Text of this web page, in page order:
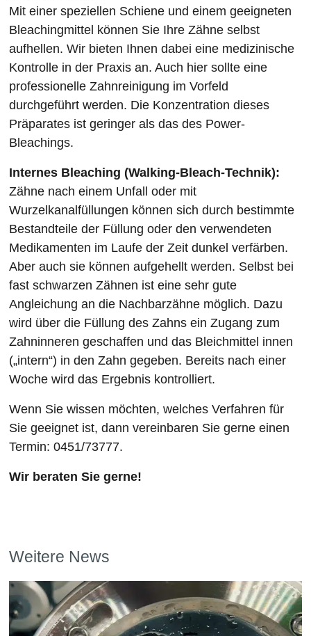
Mit einer speziellen Schiene und einem geeigneten
Bleachingmittel können Sie Ihre Zähne selbst
aufhellen. Wir bieten Ihnen dabei eine medizinische
Kontrolle in der Praxis an. Auch hier sollte eine
professionelle Zahnreinigung im Vorfeld
durchgeführt werden. Die Konzentration dieses
Präparates ist geringer als das des Power-
Bleachings.
Internes Bleaching (Walking-Bleach-Technik):
Zähne nach einem Unfall oder mit
Wurzelkanalfüllungen können sich durch bestimmte
Bestandteile der Füllung oder den verwendeten
Medikamenten im Laufe der Zeit dunkel verfärben.
Aber auch sie können aufgehellt werden. Selbst bei
fast schwarzen Zähnen ist eine sehr gute
Angleichung an die Nachbarzähne möglich. Dazu
wird über die Füllung des Zahns ein Zugang zum
Zahninneren geschaffen und das Bleichmittel innen
(„intern“) in den Zahn gegeben. Bereits nach einer
Woche wird das Ergebnis kontrolliert.
Wenn Sie wissen möchten, welches Verfahren für
Sie geeignet ist, dann vereinbaren Sie gerne einen
Termin: 0451/73777.
Wir beraten Sie gerne!
Weitere News